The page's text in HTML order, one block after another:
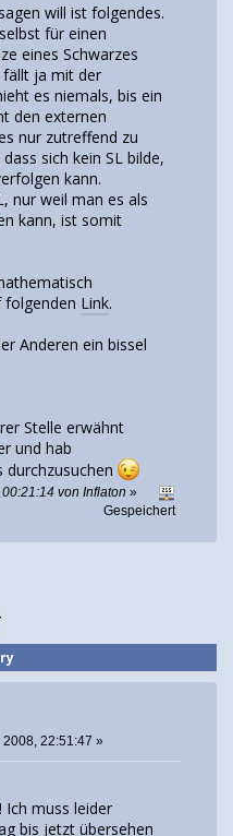
will ist folgendes.
für einen
eines Schwarzes
fällt ja mit der
es niemals, bis ein
den externen
nur zutreffend zu
dass sich kein SL bilde,
kann.
nur weil man es als
kann, ist somit
folgenden Link.
Anderen ein bissel
Stelle erwähnt
und hab
von Inflaton »
Gespeichert
22:51:47 »
muss leider
bis jetzt übersehen